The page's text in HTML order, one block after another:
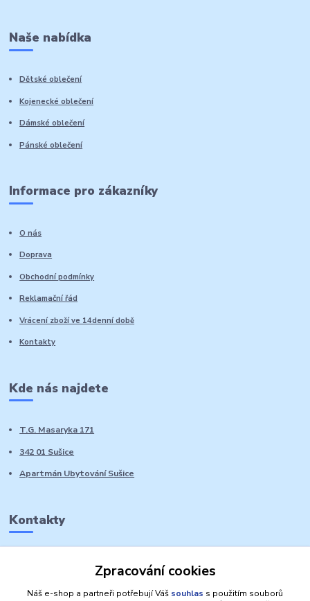
Naše nabídka
Dětské oblečení
Kojenecké oblečení
Dámské oblečení
Pánské oblečení
Informace pro zákazníky
O nás
Doprava
Obchodní podmínky
Reklamační řád
Vrácení zboží ve 14denní době
Kontakty
Kde nás najdete
T.G. Masaryka 171
342 01 Sušice
Apartmán Ubytování Sušice
Kontakty
Zpracování cookies
Náš e-shop a partneři potřebují Váš souhlas s použitím souborů